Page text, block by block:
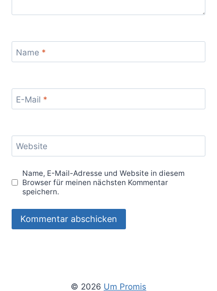
Name *
E-Mail *
Website
Name, E-Mail-Adresse und Website in diesem
Browser für meinen nächsten Kommentar
speichern.
© 2026 Um Promis